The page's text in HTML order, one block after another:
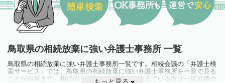
鳥取県の相続放棄に強い弁護士事務所 一覧
鳥取県の相続放棄に強い弁護士事務所一覧です。相続会議の「弁護士検
索サービス」では、鳥取県の相続放棄に強い弁護士事務所を一覧で見る
ことが出来ます。相続のトラブルやお悩みを抱えている方は一度近隣の